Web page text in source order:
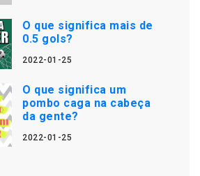
O que significa mais de
0.5 gols?
2022-01-25
O que significa um
pombo caga na cabeça
da gente?
2022-01-25